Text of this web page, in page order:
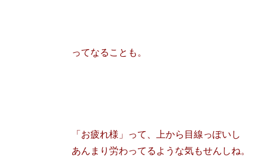
ってなることも。
「お疲れ様」って、上から目線っぽいし
あんまり労わってるような気もせんしね。